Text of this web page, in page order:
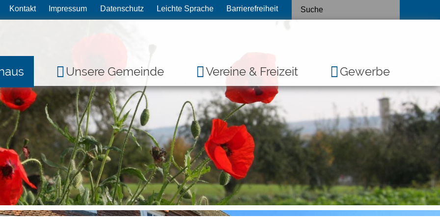
Kontakt Impressum Datenschutz Leichte Sprache Barrierefreiheit
Unsere Gemeinde Vereine & Freizeit Gewerbe